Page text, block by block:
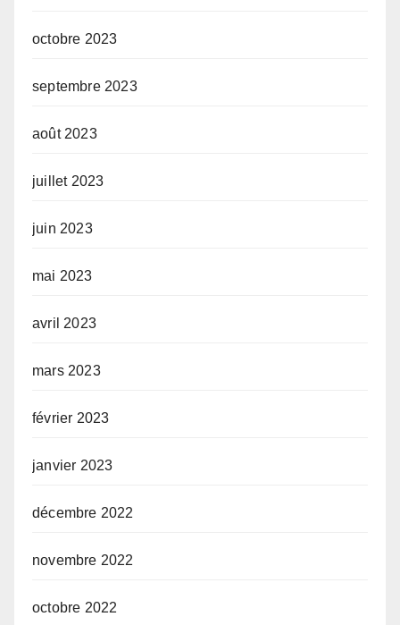
octobre 2023
septembre 2023
août 2023
juillet 2023
juin 2023
mai 2023
avril 2023
mars 2023
février 2023
janvier 2023
décembre 2022
novembre 2022
octobre 2022